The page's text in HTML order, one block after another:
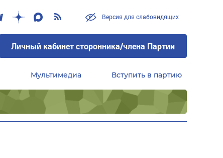
Версия для слабовидящих
Личный кабинет сторонника/члена Партии
Мультимедиа Вступить в партию